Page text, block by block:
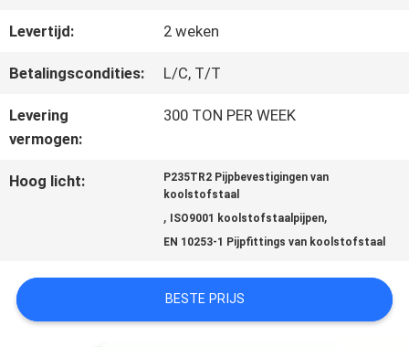
MET
ONS
OP
NIEUWS
EEN
OFFERTE
Levertijd: 2 weken
Betalingscondities: L/C, T/T
Levering
vermogen:
300 TON PER WEEK
Hoog licht:
P235TR2 Pijpbevestigingen van
koolstofstaal
, ISO9001 koolstofstaalpijpen,
EN 10253-1 Pijpfittings van koolstofstaal
BESTE PRIJS